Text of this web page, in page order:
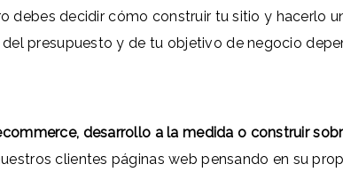
debes decidir cómo construir tu sitio y hacerlo
presupuesto y de tu objetivo de negocio
desarrollo a la medida o construir
clientes páginas web pensando en su